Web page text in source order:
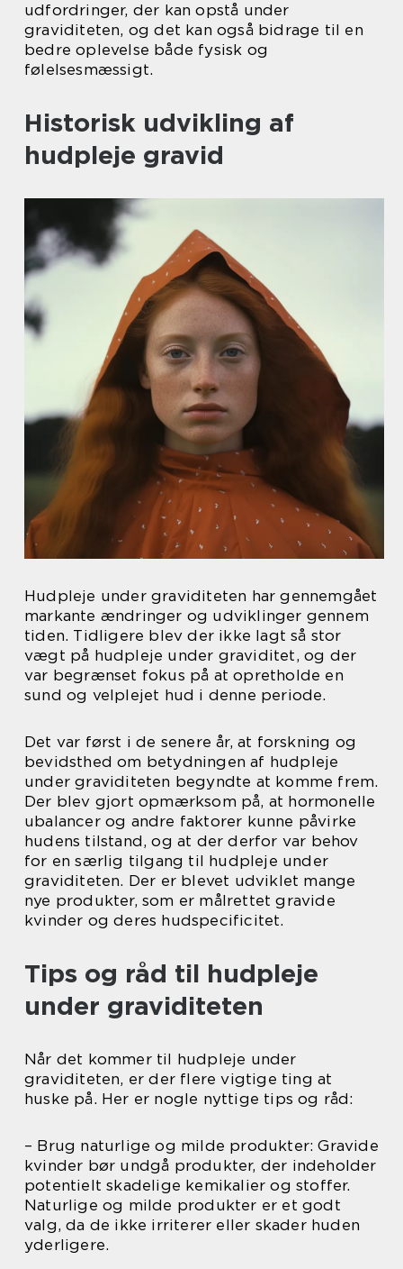
udfordringer, der kan opstå under
graviditeten, og det kan også bidrage til en
bedre oplevelse både fysisk og
følelsesmæssigt.
Historisk udvikling af
hudpleje gravid
Hudpleje under graviditeten har gennemgået
markante ændringer og udviklinger gennem
tiden. Tidligere blev der ikke lagt så stor
vægt på hudpleje under graviditet, og der
var begrænset fokus på at opretholde en
sund og velplejet hud i denne periode.
Det var først i de senere år, at forskning og
bevidsthed om betydningen af hudpleje
under graviditeten begyndte at komme frem.
Der blev gjort opmærksom på, at hormonelle
ubalancer og andre faktorer kunne påvirke
hudens tilstand, og at der derfor var behov
for en særlig tilgang til hudpleje under
graviditeten. Der er blevet udviklet mange
nye produkter, som er målrettet gravide
kvinder og deres hudspecificitet.
Tips og råd til hudpleje
under graviditeten
Når det kommer til hudpleje under
graviditeten, er der flere vigtige ting at
huske på. Her er nogle nyttige tips og råd:
– Brug naturlige og milde produkter: Gravide
kvinder bør undgå produkter, der indeholder
potentielt skadelige kemikalier og stoffer.
Naturlige og milde produkter er et godt
valg, da de ikke irriterer eller skader huden
yderligere.